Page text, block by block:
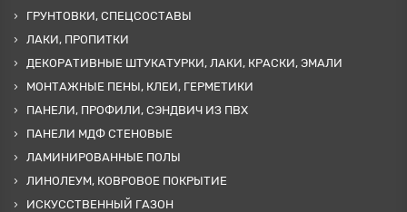
ГРУНТОВКИ, СПЕЦСОСТАВЫ
ЛАКИ, ПРОПИТКИ
ДЕКОРАТИВНЫЕ ШТУКАТУРКИ, ЛАКИ, КРАСКИ, ЭМАЛИ
МОНТАЖНЫЕ ПЕНЫ, КЛЕИ, ГЕРМЕТИКИ
ПАНЕЛИ, ПРОФИЛИ, СЭНДВИЧ ИЗ ПВХ
ПАНЕЛИ МДФ СТЕНОВЫЕ
ЛАМИНИРОВАННЫЕ ПОЛЫ
ЛИНОЛЕУМ, КОВРОВОЕ ПОКРЫТИЕ
ИСКУССТВЕННЫЙ ГАЗОН